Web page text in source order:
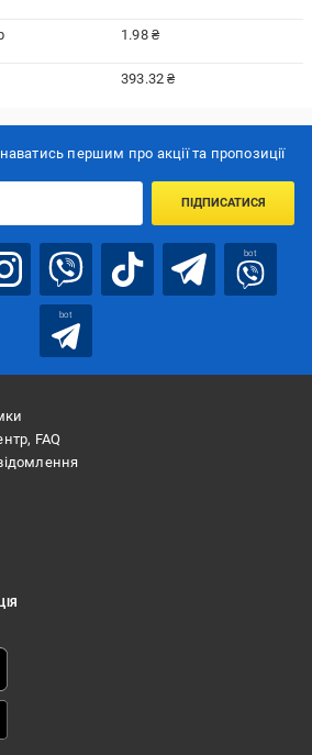
1.98 ₴
393.32 ₴
першим про акції та пропозиції
ПІДПИСАТИСЯ
bot
bot
FAQ